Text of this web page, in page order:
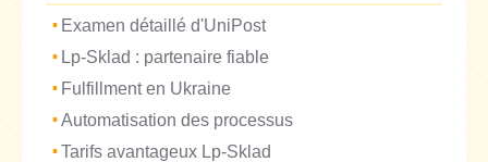
Examen détaillé d'UniPost
Lp-Sklad : partenaire fiable
Fulfillment en Ukraine
Automatisation des processus
Tarifs avantageux Lp-Sklad